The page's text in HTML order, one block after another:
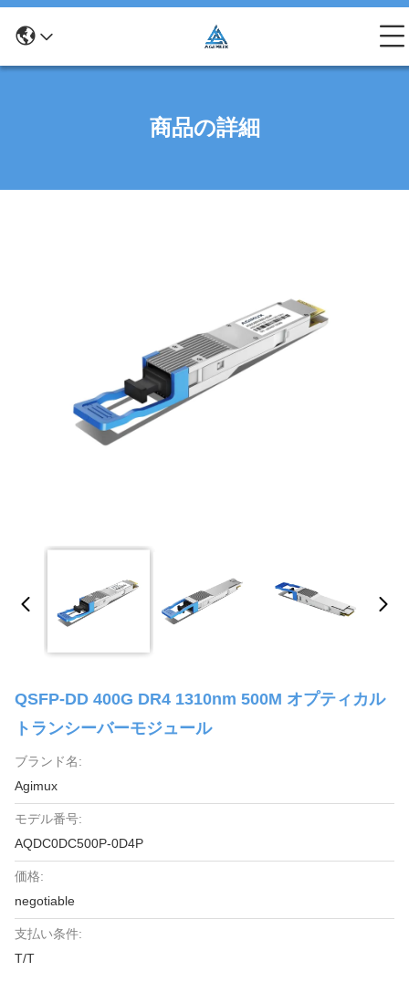
商品の詳細
QSFP-DD 400G DR4 1310nm 500M オプティカル
トランシーバーモジュール
ブランド名:
Agimux
モデル番号:
AQDC0DC500P-0D4P
価格:
negotiable
支払い条件:
T/T